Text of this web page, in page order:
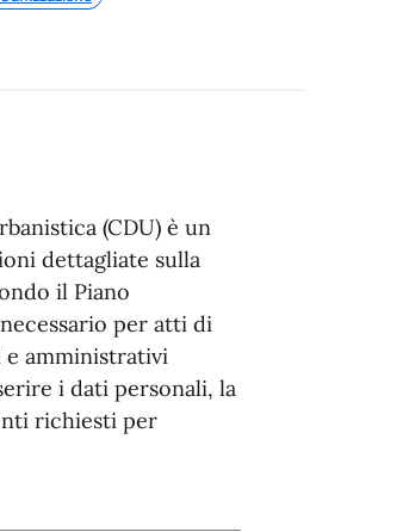
(CDU) è un
dettagliate sulla
il Piano
per atti di
amministrativi
i dati personali, la
richiesti per